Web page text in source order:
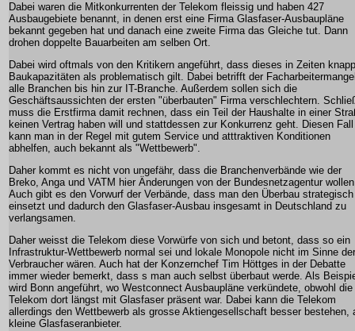
Dabei waren die Mitkonkurrenten der Telekom fleissig und haben 427
Ausbaugebiete benannt, in denen erst eine Firma Glasfaser-Ausbaupläne
bekannt gegeben hat und danach eine zweite Firma das Gleiche tut. Dann
drohen doppelte Bauarbeiten am selben Ort.
Dabei wird oftmals von den Kritikern angeführt, dass dieses in Zeiten
Baukapazitäten als problematisch gilt. Dabei betrifft der
alle Branchen bis hin zur IT-Branche. Außerdem sollen sich die
Geschäftsaussichten der ersten "überbauten" Firma verschlechtern.
muss die Erstfirma damit rechnen, dass ein Teil der Haushalte in einer
keinen Vertrag haben will und stattdessen zur Konkurrenz geht. Diesen Fall
kann man in der Regel mit gutem Service und atttraktiven Konditionen
abhelfen, auch bekannt als "Wettbewerb".
Daher kommt es nicht von ungefähr, dass die Branchenverbände wie der
Breko, Anga und VATM hier Änderungen von der Bundesnetzagentur
Auch gibt es den Vorwurf der Verbände, dass man den Überbau strategisch
einsetzt und dadurch den Glasfaser-Ausbau insgesamt in Deutschland zu
verlangsamen.
Daher weisst die Telekom diese Vorwürfe von sich und betont, dass so ein
Infrastruktur-Wettbewerb normal sei und lokale Monopole nicht im Sinne der
Verbraucher wären. Auch hat der Konzernchef Tim Höttges in der Debatte
immer wieder bemerkt, dass s man auch selbst überbaut werde. Als
wird Bonn angeführt, wo Westconnect Ausbaupläne verkündete, obwohl die
Telekom dort längst mit Glasfaser präsent war. Dabei kann die Telekom
allerdings den Wettbewerb als grosse Aktiengesellschaft besser bestehen,
kleine Glasfaseranbieter.